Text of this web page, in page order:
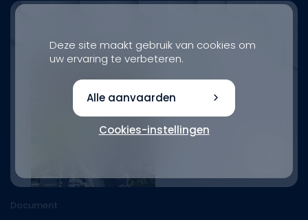
Document
Deze site maakt gebruik van cookies om
uw ervaring te verbeteren.
Alle aanvaarden
Cookies-instellingen